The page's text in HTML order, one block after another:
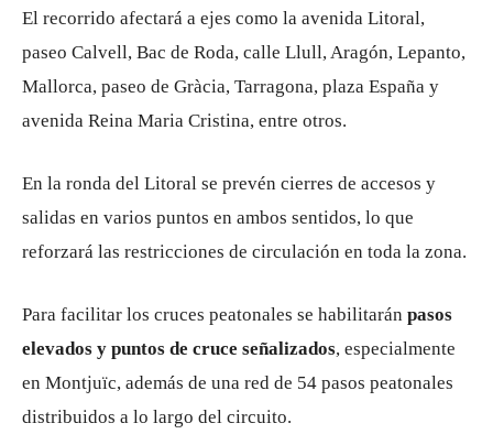
El recorrido afectará a ejes como la avenida Litoral,
paseo Calvell, Bac de Roda, calle Llull, Aragón, Lepanto,
Mallorca, paseo de Gràcia, Tarragona, plaza España y
avenida Reina Maria Cristina, entre otros.
En la ronda del Litoral se prevén cierres de accesos y
salidas en varios puntos en ambos sentidos, lo que
reforzará las restricciones de circulación en toda la zona.
Para facilitar los cruces peatonales se habilitarán pasos
elevados y puntos de cruce señalizados, especialmente
en Montjuïc, además de una red de 54 pasos peatonales
distribuidos a lo largo del circuito.